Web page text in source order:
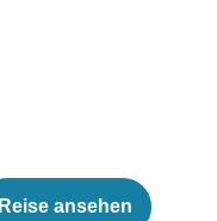
Reise ansehen